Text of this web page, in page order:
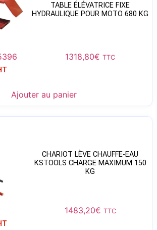
TABLE ÉLÉVATRICE FIXE
HYDRAULIQUE POUR MOTO 680 KG
1318,80€ TTC
Ajouter au panier
CHARIOT LÈVE CHAUFFE-EAU
KSTOOLS CHARGE MAXIMUM 150
KG
1483,20€ TTC